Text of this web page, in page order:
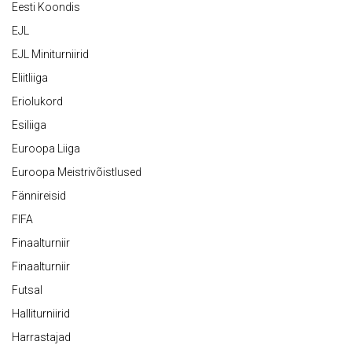
Eesti Koondis
EJL
EJL Miniturniirid
Eliitliiga
Eriolukord
Esiliiga
Euroopa Liiga
Euroopa Meistrivõistlused
Fännireisid
FIFA
Finaalturniir
Finaalturniir
Futsal
Halliturniirid
Harrastajad